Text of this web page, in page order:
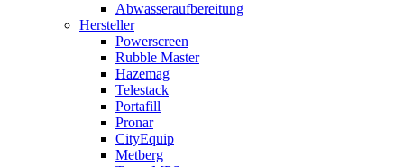
Abwasseraufbereitung
Hersteller
Powerscreen
Rubble Master
Hazemag
Telestack
Portafill
Pronar
CityEquip
Metberg